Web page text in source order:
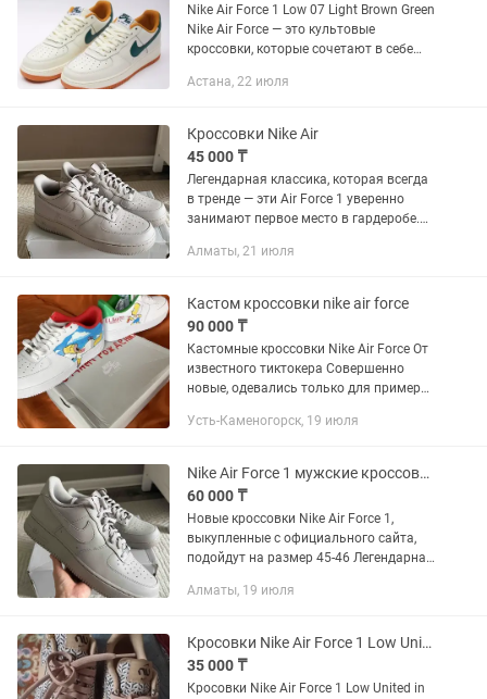
Nike Air Force 1 Low 07 Light Brown Green
Nike Air Force — это культовые
кроссовки, которые сочетают в себе
из кожи или синтетических материалов
Астана, 22 июля
Кроссовки Nike Air
45 000 ₸
Легендарная классика, которая всегда
в тренде — эти Air Force 1 уверенно
занимают первое место в гардеробе.
Grey подчеркивает стиль и
Алматы, 21 июля
Кастом кроссовки nike air force
90 000 ₸
Кастомные кроссовки Nike Air Force От
известного тиктокера Совершенно
новые, одевались только для примерки
на Nintendo switch oled, steam deck,
Усть-Каменогорск, 19 июля
Nike Air Force 1 мужские кроссовки
60 000 ₸
Новые кроссовки Nike Air Force 1,
выкупленные с официального сайта,
подойдут на размер 45-46 Легендарная
эти Air Force 1 уверенно занимают
Алматы, 19 июля
Кросовки Nike Air Force 1 Low United in Victory.
35 000 ₸
Кросовки Nike Air Force 1 Low United in